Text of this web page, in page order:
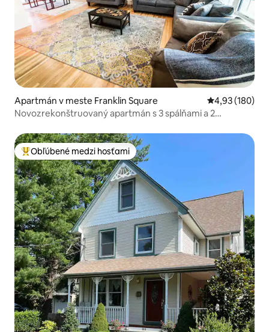
Apartmán v meste Franklin Square Priemerné
4,93 (180)
Novozrekonštruovaný apartmán s 3 spálňami a 2
Najobľúbenejšie medzi hosťami
Obľúbené medzi hosťami